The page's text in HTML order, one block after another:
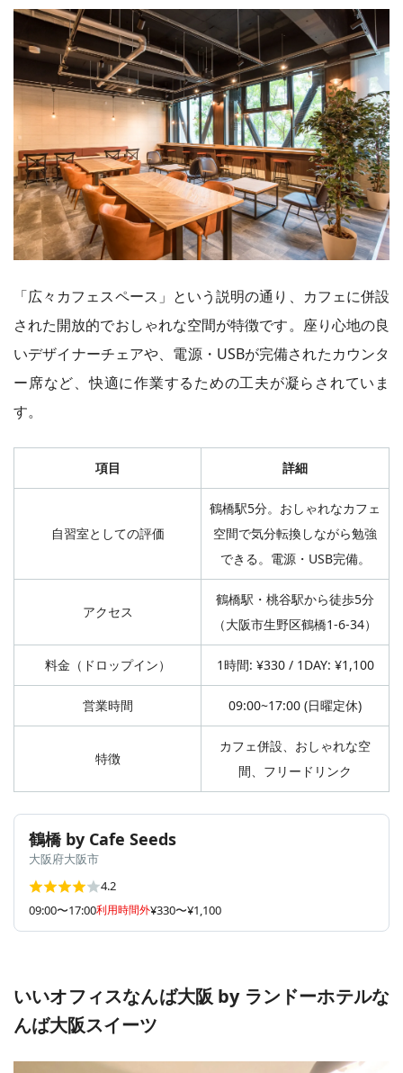
「広々カフェスペース」という説明の通り、カフェに併設
された開放的でおしゃれな空間が特徴です。座り心地の良
いデザイナーチェアや、電源・USBが完備されたカウンタ
ー席など、快適に作業するための工夫が凝らされていま
す。
項目 詳細
自習室としての評価
鶴橋駅5分。おしゃれなカフェ
空間で気分転換しながら勉強
できる。電源・USB完備。
アクセス
鶴橋駅・桃谷駅から徒歩5分
（大阪市生野区鶴橋1-6-34）
料金（ドロップイン） 1時間: ¥330 / 1DAY: ¥1,100
営業時間 09:00~17:00 (日曜定休)
特徴
カフェ併設、おしゃれな空
間、フリードリンク
鶴橋 by Cafe Seeds
大阪府大阪市
4.2
09:00〜17:00利用時間外¥330〜¥1,100
いいオフィスなんば大阪 by ランドーホテルな
んば大阪スイーツ